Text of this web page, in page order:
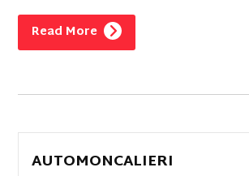
Read More
AUTOMONCALIERI